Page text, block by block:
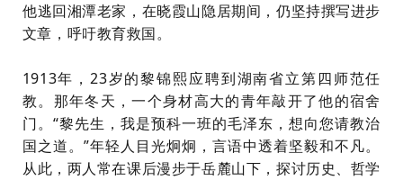
他逃回湘潭老家，在晓霞山隐居期间，仍坚持撰写进步
文章，呼吁教育救国。
1913年，23岁的黎锦熙应聘到湖南省立第四师范任
教。那年冬天，一个身材高大的青年敲开了他的宿舍
门。“黎先生，我是预科一班的毛泽东，想向您请教治
国之道。”年轻人目光炯炯，言语中透着坚毅和不凡。
从此，两人常在课后漫步于岳麓山下，探讨历史、哲学